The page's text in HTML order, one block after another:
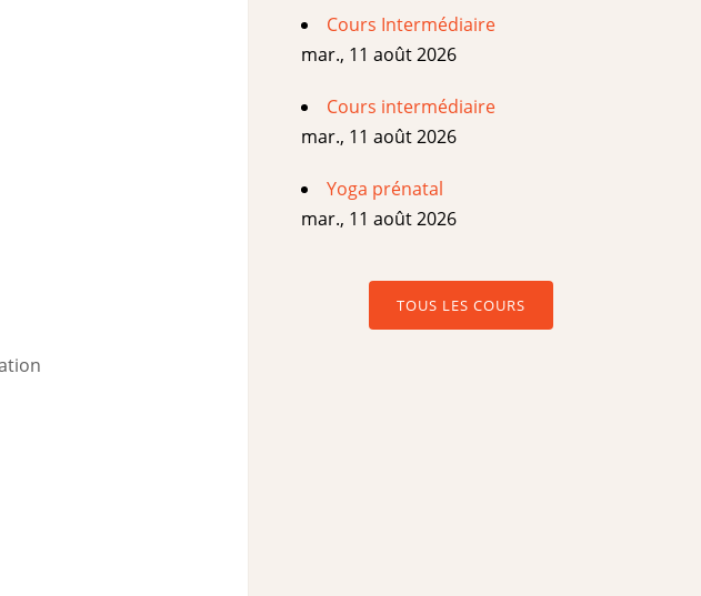
Cours Intermédiaire
mar., 11 août 2026
Cours intermédiaire
mar., 11 août 2026
Yoga prénatal
mar., 11 août 2026
TOUS LES COURS